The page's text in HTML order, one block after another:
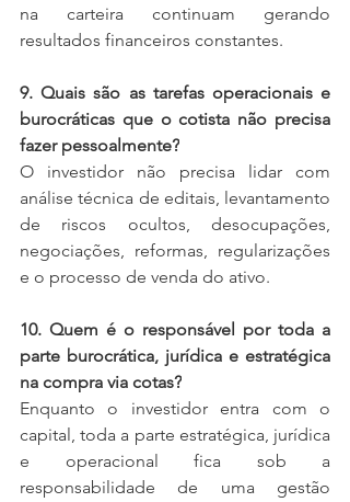
na carteira continuam gerando
resultados financeiros constantes.
9. Quais são as tarefas operacionais e
burocráticas que o cotista não precisa
fazer pessoalmente?
O investidor não precisa lidar com
análise técnica de editais, levantamento
de riscos ocultos, desocupações,
negociações, reformas, regularizações
e o processo de venda do ativo.
10. Quem é o responsável por toda a
parte burocrática, jurídica e estratégica
na compra via cotas?
Enquanto o investidor entra com o
capital, toda a parte estratégica, jurídica
e operacional fica sob a
responsabilidade de uma gestão